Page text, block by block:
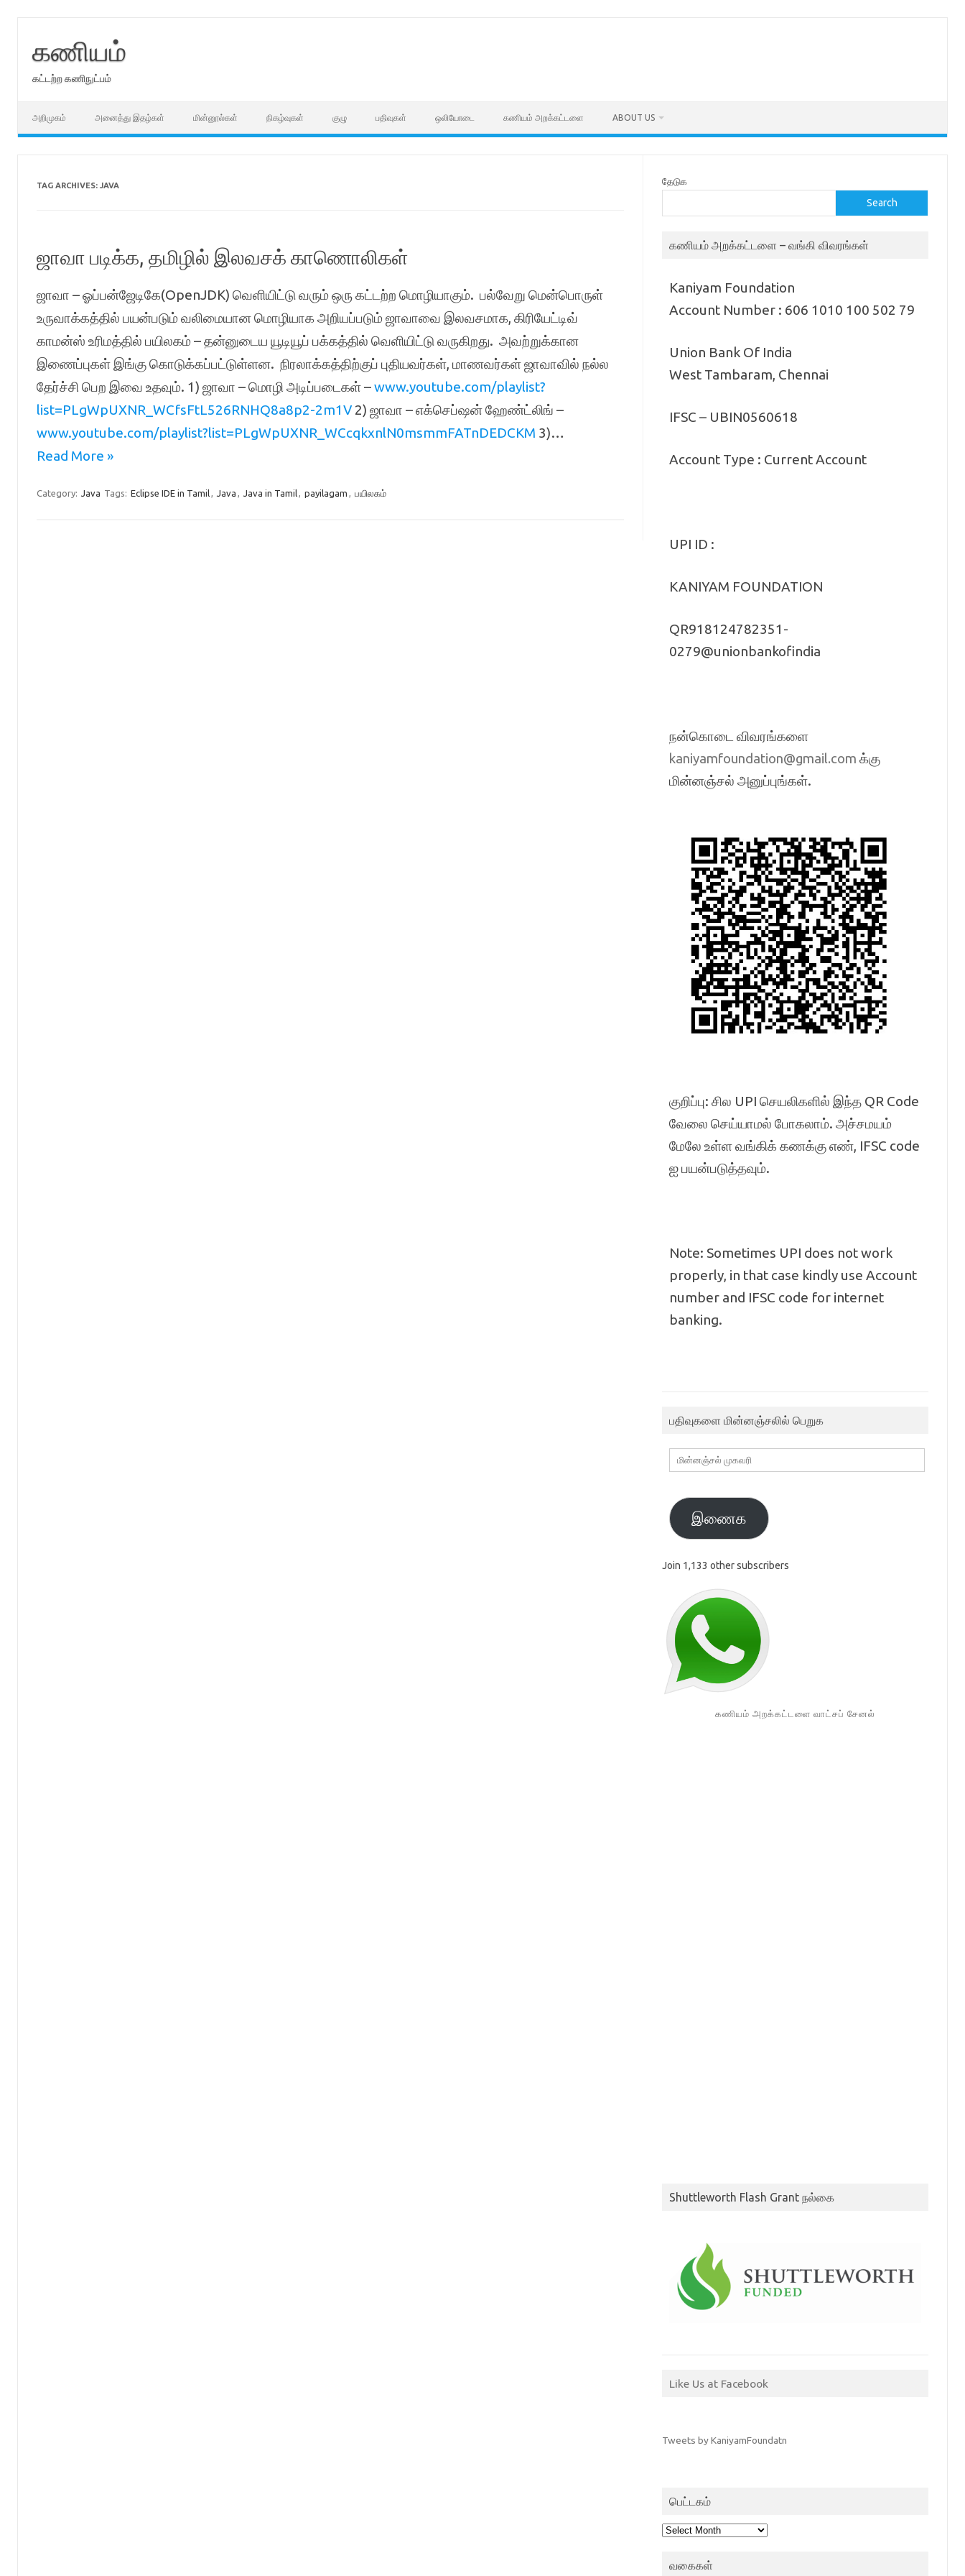
கணியம்
கட்டற்ற கணிநுட்பம்
அறிமுகம் அனைத்து இதழ்கள் மின்னூல்கள் நிகழ்வுகள் குழு பதிவுகள் ஒலியோடை கணியம் அறக்கட்டளை ABOUT US
TAG ARCHIVES: JAVA
ஜாவா படிக்க, தமிழில் இலவசக் காணொலிகள்
ஜாவா – ஓப்பன்ஜேடிகே(OpenJDK) வெளியிட்டு வரும் ஒரு கட்டற்ற மொழியாகும். பல்வேறு மென்பொருள்
உருவாக்கத்தில் பயன்படும் வலிமையான மொழியாக அறியப்படும் ஜாவாவை இலவசமாக, கிரியேட்டிவ்
காமன்ஸ் உரிமத்தில் பயிலகம் – தன்னுடைய யூடியூப் பக்கத்தில் வெளியிட்டு வருகிறது. அவற்றுக்கான
இணைப்புகள் இங்கு கொடுக்கப்பட்டுள்ளன. நிரலாக்கத்திற்குப் புதியவர்கள், மாணவர்கள் ஜாவாவில் நல்ல
தேர்ச்சி பெற இவை உதவும். 1) ஜாவா – மொழி அடிப்படைகள் –www.youtube.com/playlist?
list=PLgWpUXNR_WCfsFtL526RNHQ8a8p2-2m1V2) ஜாவா – எக்செப்ஷன் ஹேண்ட்லிங் –
www.youtube.com/playlist?list=PLgWpUXNR_WCcqkxnlN0msmmFATnDEDCKM 3)…
Read More »
Category: Java Tags: Eclipse IDE in Tamil, Java , Java in Tamil, payilagam , பயிலகம்
தேடுக
Search
கணியம் அறக்கட்டளை – வங்கி விவரங்கள்
Kaniyam Foundation
Account Number : 606 1010 100 502 79
Union Bank Of India
West Tambaram, Chennai
IFSC – UBIN0560618
Account Type : Current Account
UPI ID :
KANIYAM FOUNDATION
QR918124782351-
0279@unionbankofindia
நன்கொடை விவரங்களை
kaniyamfoundation@gmail.com க்கு
மின்னஞ்சல் அனுப்புங்கள்.
குறிப்பு: சில UPI செயலிகளில் இந்த QR Code
வேலை செய்யாமல் போகலாம். அச்சமயம்
மேலே உள்ள வங்கிக் கணக்கு எண், IFSC code
ஐ பயன்படுத்தவும்.
Note: Sometimes UPI does not work
properly, in that case kindly use Account
number and IFSC code for internet
banking.
பதிவுகளை மின்னஞ்சலில் பெறுக
மின்னஞ்சல்
முகவரி
இணைக
Join 1,133 other subscribers
கணியம் அறக்கட்டளை வாட்சப் சேனல்
Shuttleworth Flash Grant நல்கை
Like Us at Facebook
Tweets by KaniyamFoundatn
பெட்டகம்
பெட்டகம்
வகைகள்